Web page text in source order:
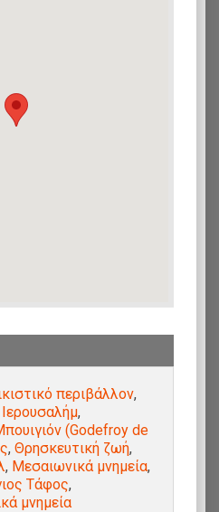
περιβάλλον,
,
(Godefroy de
, Θρησκευτική ζωή,
, Μεσαιωνικά μνημεία,
Τάφος,
μνημεία